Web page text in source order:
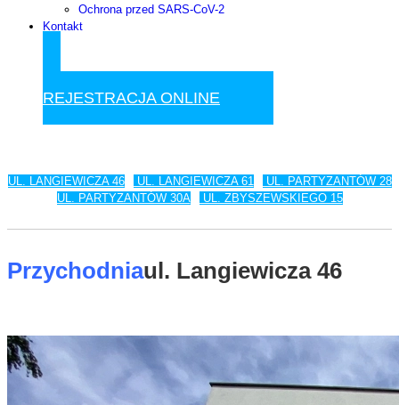
Ochrona przed SARS-CoV-2
Kontakt
REJESTRACJA ONLINE
UL. LANGIEWICZA 46 UL. LANGIEWICZA 61
UL. PARTYZANTÓW 28
UL. PARTYZANTÓW 30A
UL. ZBYSZEWSKIEGO 15
Przychodniaul. Langiewicza 46